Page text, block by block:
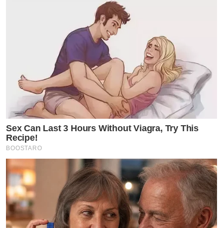
Sex Can Last 3 Hours Without Viagra, Try This
Recipe!
BOOSTARO